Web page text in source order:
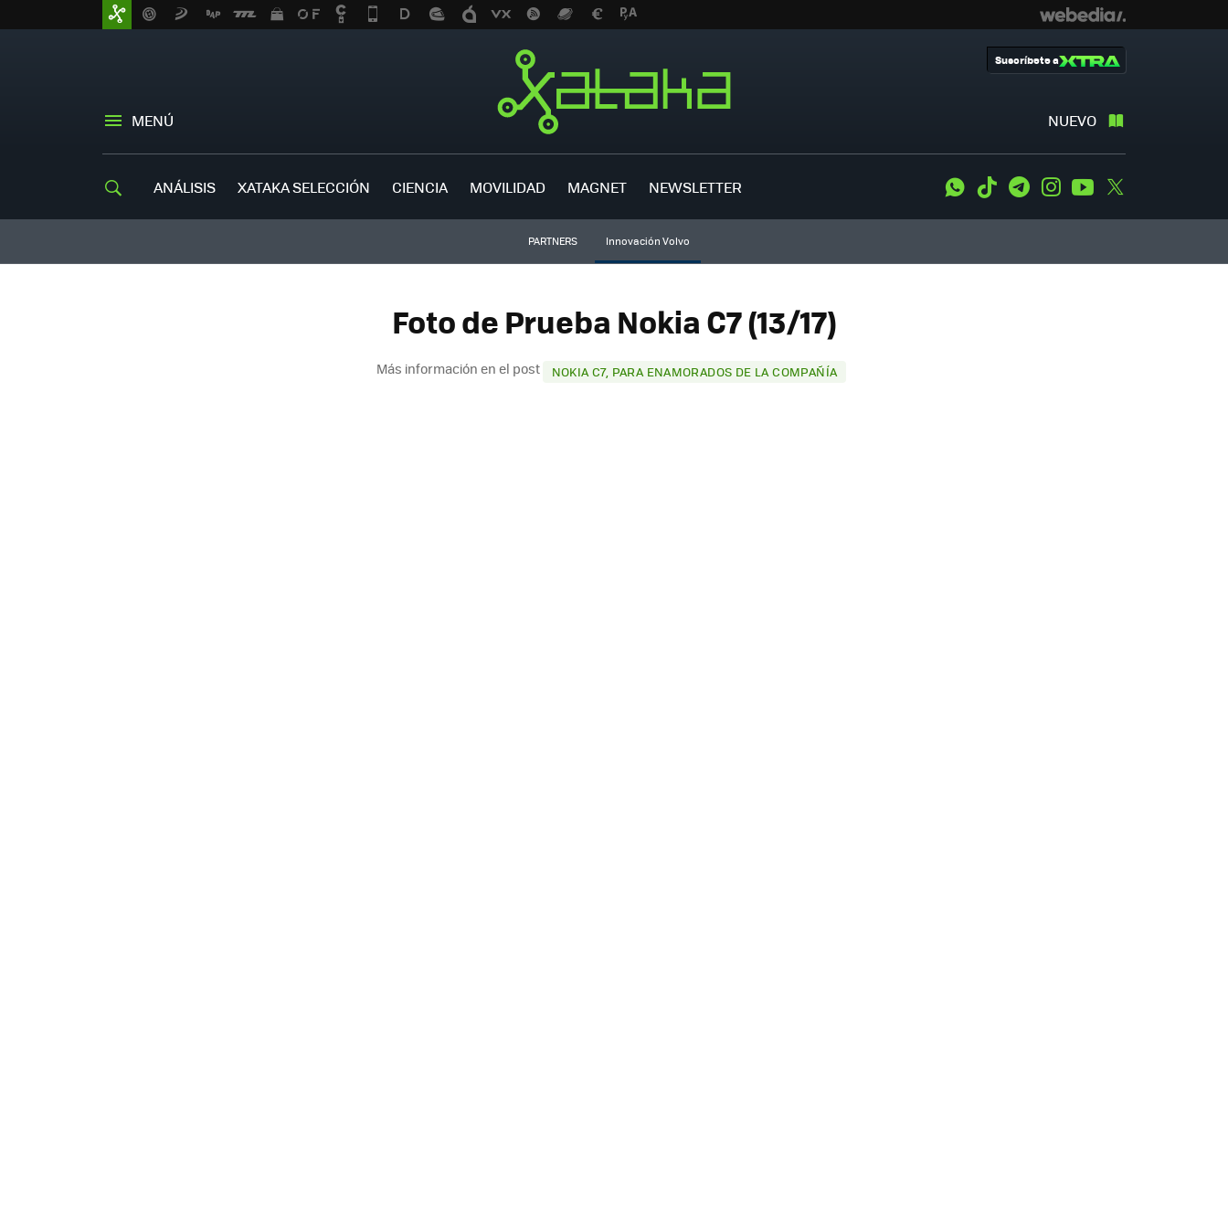
MENÚ NUEVO
Suscríbete a
ANÁLISIS XATAKA SELECCIÓN CIENCIA MOVILIDAD MAGNET NEWSLETTER WhatsApp
Tiktok TelegramInstagramYoutube
PARTNERS Innovación Volvo
Foto de Prueba Nokia C7 (13/17)
Más información en el post NOKIA C7, PARA ENAMORADOS DE LA COMPAÑÍA